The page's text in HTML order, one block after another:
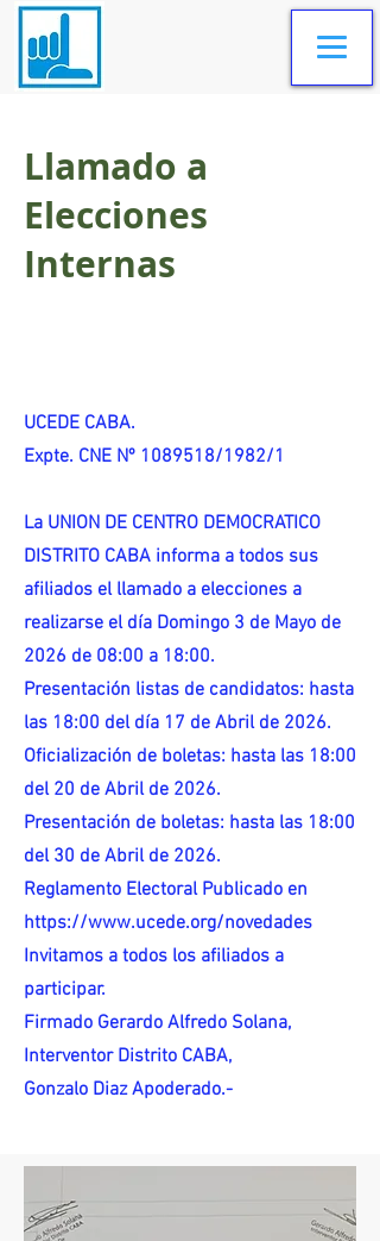
Llamado a
Elecciones
Internas
UCEDE CABA.
Expte. CNE Nº 1089518/1982/1
La UNION DE CENTRO DEMOCRATICO
DISTRITO CABA informa a todos sus
afiliados el llamado a elecciones a
realizarse el día Domingo 3 de Mayo de
2026 de 08:00 a 18:00.
Presentación listas de candidatos: hasta
las 18:00 del día 17 de Abril de 2026.
Oficialización de boletas: hasta las 18:00
del 20 de Abril de 2026.
Presentación de boletas: hasta las 18:00
del 30 de Abril de 2026.
Reglamento Electoral Publicado en
https://www.ucede.org/novedades
Invitamos a todos los afiliados a
participar.
Firmado Gerardo Alfredo Solana,
Interventor Distrito CABA,
Gonzalo Diaz Apoderado.-